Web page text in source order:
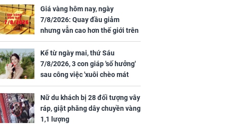
Giá vàng hôm nay, ngày
7/8/2026: Quay đầu giảm
nhưng vẫn cao hơn thế giới trên
7 triệu đồng
Kể từ ngày mai, thứ Sáu
7/8/2026, 3 con giáp 'số hưởng'
sau công việc 'xuôi chèo mát
mái', tiền tài 'thu về như nước',
tình duyên viên mãn
Nữ du khách bị 28 đối tượng vây
ráp, giật phăng dây chuyền vàng
1,1 lượng